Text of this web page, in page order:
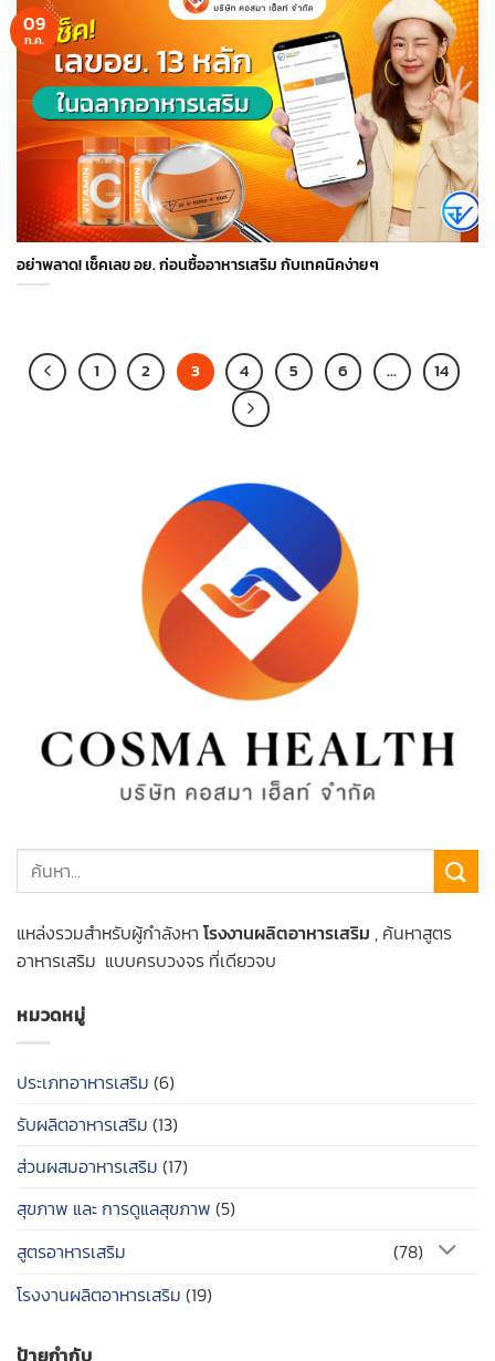
อย่าพลาด! เช็คเลข อย. ก่อนซื้ออาหารเสริม กับเทคนิคง่ายๆ
09
ก.ค.
1 2 3 4 5 6 … 14
แหล่งรวมสำหรับผู้กำลังหาโรงงานผลิตอาหารเสริม , ค้นหาสูตร
อาหารเสริม แบบครบวงจร ที่เดียวจบ
หมวดหมู่
ประเภทอาหารเสริม (6)
รับผลิตอาหารเสริม (13)
ส่วนผสมอาหารเสริม (17)
สุขภาพ และ การดูแลสุขภาพ (5)
สูตรอาหารเสริม
(78)
โรงงานผลิตอาหารเสริม (19)
ป้ายกำกับ